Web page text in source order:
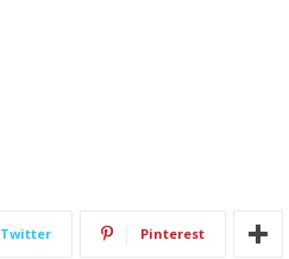
Twitter Pinterest